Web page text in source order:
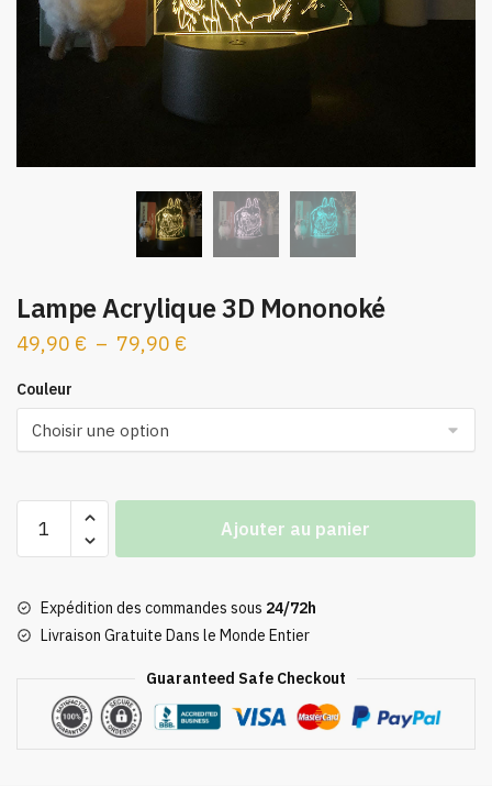
Lampe Acrylique 3D Mononoké
49,90 € – 79,90 €Plage
Couleur
3D
Mononoké
Ajouter au panier
Expédition des commandes sous 24/72h
Livraison Gratuite Dans le Monde Entier
Guaranteed Safe Checkout